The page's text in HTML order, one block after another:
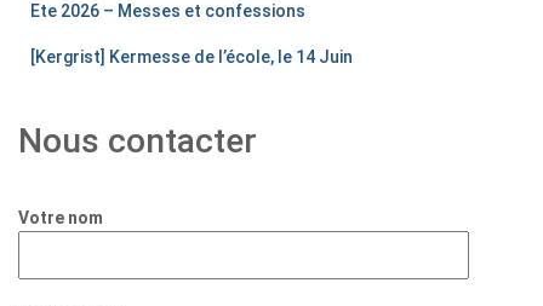
Ete 2026 – Messes et confessions
[Kergrist] Kermesse de l’école, le 14 Juin
Nous contacter
Votre nom